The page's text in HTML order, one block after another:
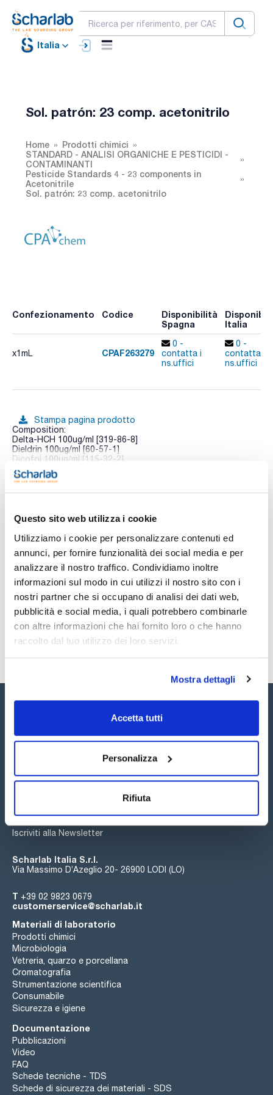
Questo sito web utilizza i cookie
Utilizziamo i cookie per personalizzare contenuti ed
annunci, per fornire funzionalità dei social media e per
analizzare il nostro traffico. Condividiamo inoltre
informazioni sul modo in cui utilizzi il nostro sito con i
nostri partner che si occupano di analisi dei dati web,
pubblicità e social media, i quali potrebbero combinarle
con altre informazioni che hai fornito loro o che hanno
raccolto dal tuo utilizzo dei loro servizi.
Mostra dettagli
Accetta tutti
Personalizza
Rifiuta
Italia
Sol. patrón: 23 comp. acetonitrilo
Home
Prodotti chimici
STANDARD - ANALISI ORGANICHE E PESTICIDI -
CONTAMINANTI
Pesticide Standards 4 - 23 components in
Acetonitrile
Sol. patrón: 23 comp. acetonitrilo
Confezionamento Codice
Disponibilità
Spagna
Italia
x1mL CPAF263279
0 -
contatta i
ns.uffici
0 -
contatta i
ns.uffici
Stampa pagina prodotto
Composition:
Delta-HCH 100ug/ml [319-86-8]
Dieldrin 100ug/ml [60-57-1]
Dicofol 100ug/ml [115-32-2]
Endosulfan-alpha 100ug/ml [959-98-8]
Endosulfan-beta 100ug/ml [33213-65-9]
Heptachlor 100ug/ml [76-44-8]
Methoxychlor (DMTD) 100ug/ml [72-43-5]
2,4'-DDT 100ug/ml [789-02-6]
2,4'-DDE 100ug/ml [3424-82-6]
trans-Chlordane 100ug/ml [5103-74-2]
Heptachlor-exo-epoxide 100ug/ml [1024-57-3]
4,4'-DDD (TDE) 100ug/ml [72-54-8]
4,4'-DDE 100ug/ml [72-55-9]
Alpha-HCH 100ug/ml [319-84-6]
Vedi di più
Documentazione tecnica
TDS / Scheda tecnica
Registrati per i download
COA
Registrati per i download
SDS / Scheda di
Sicurezza
Registrati per i download
Seguici:
Iscriviti alla Newsletter
Scharlab Italia S.r.l.
Via Massimo D’Azeglio 20- 26900 LODI (LO)
T +39 02 9823 0679
customerservice@scharlab.it
Materiali di laboratorio
Prodotti chimici
Microbiologia
Vetreria, quarzo e porcellana
Cromatografia
Strumentazione scientifica
Consumabile
Sicurezza e igiene
Documentazione
Pubblicazioni
Video
FAQ
Schede tecniche - TDS
Schede di sicurezza dei materiali - SDS